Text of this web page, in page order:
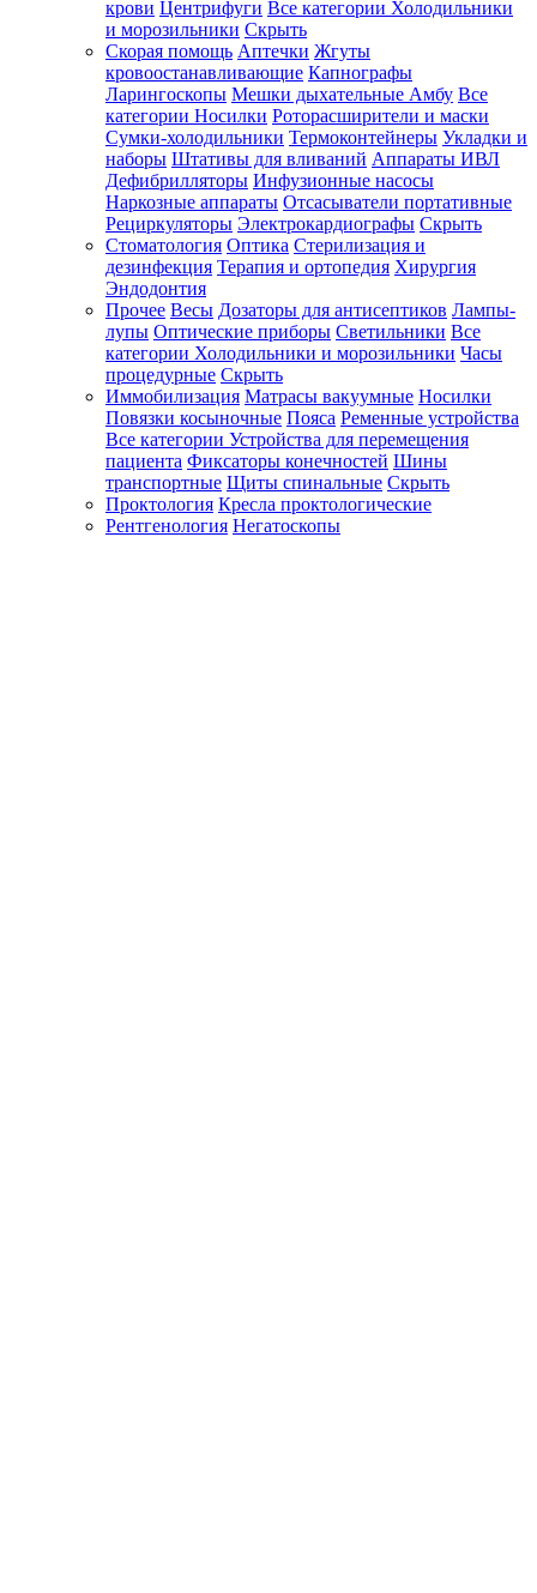
крови Центрифуги Все категории Холодильники
и морозильники Скрыть
Скорая помощь Аптечки Жгуты
кровоостанавливающие Капнографы
Ларингоскопы Мешки дыхательные Амбу Все
категории Носилки Роторасширители и маски
Сумки-холодильники Термоконтейнеры Укладки и
наборы Штативы для вливаний Аппараты ИВЛ
Дефибрилляторы Инфузионные насосы
Наркозные аппараты Отсасыватели портативные
Рециркуляторы Электрокардиографы Скрыть
Стоматология Оптика Стерилизация и
дезинфекция Терапия и ортопедия Хирургия
Эндодонтия
Прочее Весы Дозаторы для антисептиков Лампы-
лупы Оптические приборы Светильники Все
категории Холодильники и морозильники Часы
процедурные Скрыть
Иммобилизация Матрасы вакуумные Носилки
Повязки косыночные Пояса Ременные устройства
Все категории Устройства для перемещения
пациента Фиксаторы конечностей Шины
транспортные Щиты спинальные Скрыть
Проктология Кресла проктологические
Рентгенология Негатоскопы